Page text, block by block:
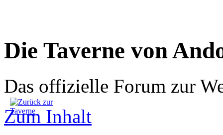
Die Taverne von
Das offizielle Forum zur
Zum Inhalt